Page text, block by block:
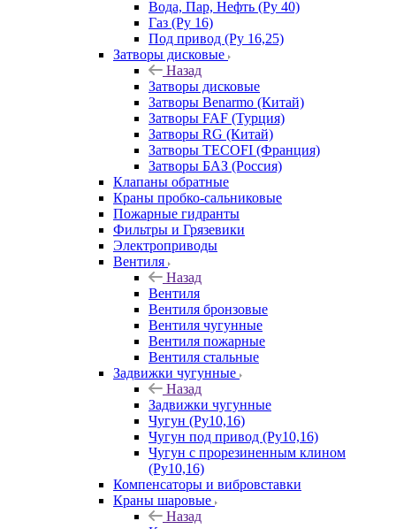
Вода, Пар, Нефть (Ру 40)
Газ (Ру 16)
Под привод (Ру 16,25)
Затворы дисковые
Назад
Затворы дисковые
Затворы Benarmo (Китай)
Затворы FAF (Турция)
Затворы RG (Китай)
Затворы TECOFI (Франция)
Затворы БАЗ (Россия)
Клапаны обратные
Краны пробко-сальниковые
Пожарные гидранты
Фильтры и Грязевики
Электроприводы
Вентиля
Назад
Вентиля
Вентиля бронзовые
Вентиля чугунные
Вентиля пожарные
Вентиля стальные
Задвижки чугунные
Назад
Задвижки чугунные
Чугун (Ру10,16)
Чугун под привод (Ру10,16)
Чугун с прорезиненным клином
(Ру10,16)
Компенсаторы и вибровставки
Краны шаровые
Назад